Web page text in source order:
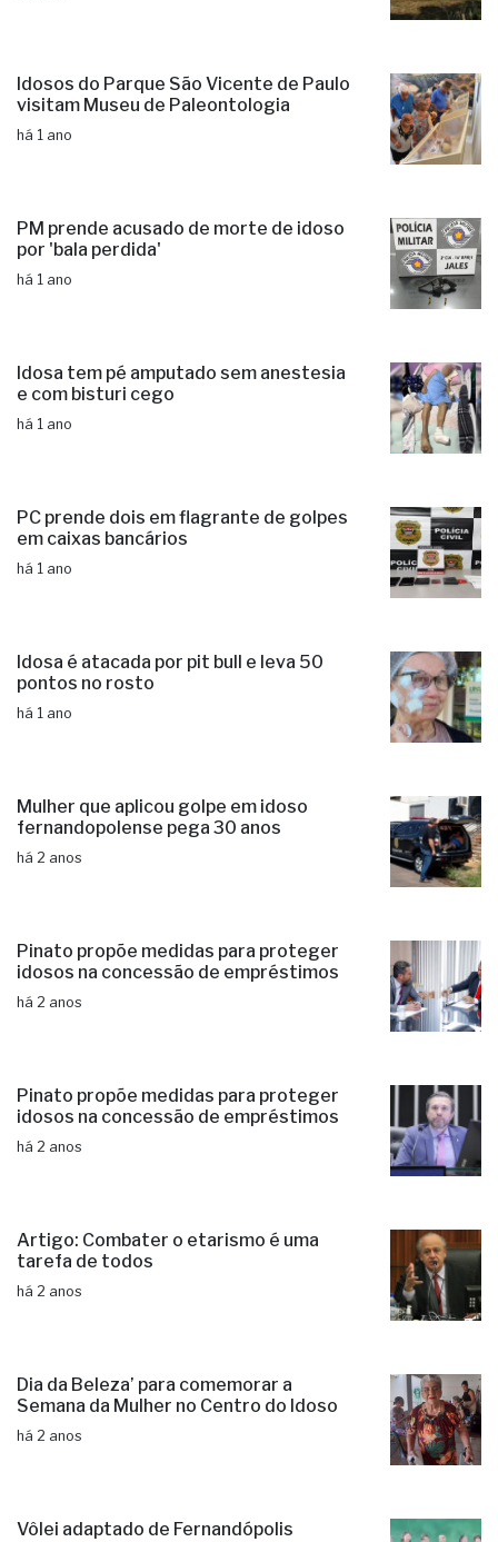
Idosos do Parque São Vicente de Paulo
visitam Museu de Paleontologia
há 1 ano
PM prende acusado de morte de idoso
por 'bala perdida'
há 1 ano
Idosa tem pé amputado sem anestesia
e com bisturi cego
há 1 ano
PC prende dois em flagrante de golpes
em caixas bancários
há 1 ano
Idosa é atacada por pit bull e leva 50
pontos no rosto
há 1 ano
Mulher que aplicou golpe em idoso
fernandopolense pega 30 anos
há 2 anos
Pinato propõe medidas para proteger
idosos na concessão de empréstimos
há 2 anos
Pinato propõe medidas para proteger
idosos na concessão de empréstimos
há 2 anos
Artigo: Combater o etarismo é uma
tarefa de todos
há 2 anos
Dia da Beleza’ para comemorar a
Semana da Mulher no Centro do Idoso
há 2 anos
Vôlei adaptado de Fernandópolis